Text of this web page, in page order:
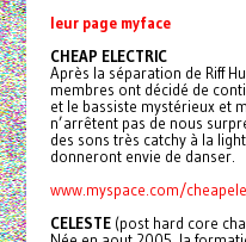
leur page myface
CHEAP ELECTRIC
Après la séparation de Riff
membres ont décidé de
et le bassiste mystérieux et
n’arrêtent pas de nous
des sons très catchy à la
donneront envie de danser.
www.myspace.com/
CELESTE (post hard core